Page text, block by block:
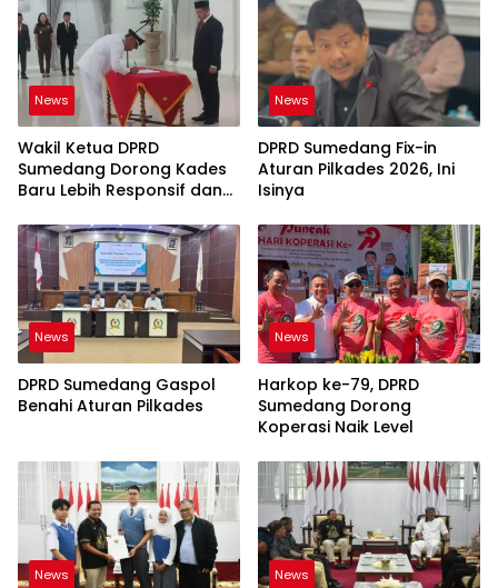
News
Wakil Ketua DPRD
Sumedang Dorong Kades
Baru Lebih Responsif dan
News
DPRD Sumedang Fix-in
Aturan Pilkades 2026, Ini
Isinya
News
DPRD Sumedang Gaspol
Benahi Aturan Pilkades
News
Harkop ke-79, DPRD
Sumedang Dorong
Koperasi Naik Level
News News